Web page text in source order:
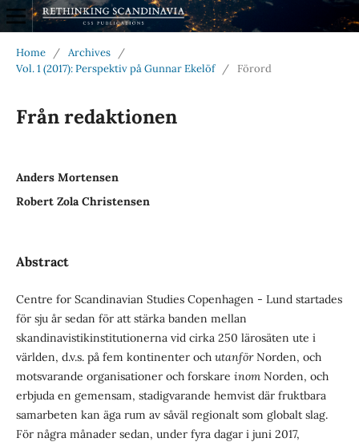
Home / Archives
/
Vol. 1 (2017): Perspektiv på Gunnar Ekelöf
/ Förord
Från redaktionen
Anders Mortensen
Robert Zola Christensen
Abstract
Centre for Scandinavian Studies Copenhagen - Lund startades
för sju år sedan för att stärka banden mellan
skandinavistikinstitutionerna vid cirka 250 lärosäten ute i
världen, d.v.s. på fem kontinenter och utanförNorden, och
motsvarande organisationer och forskare inomNorden, och
erbjuda en gemensam, stadigvarande hemvist där fruktbara
samarbeten kan äga rum av såväl regionalt som globalt slag.
För några månader sedan, under fyra dagar i juni 2017,